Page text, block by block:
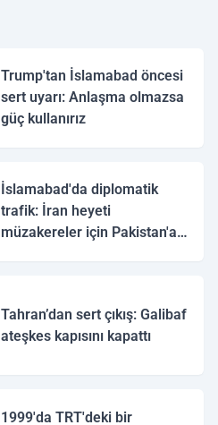
Trump'tan İslamabad öncesi
sert uyarı: Anlaşma olmazsa
güç kullanırız
İslamabad'da diplomatik
trafik: İran heyeti
müzakereler için Pakistan'a
Tahran’dan sert çıkış: Galibaf
ateşkes kapısını kapattı
1999'da TRT'deki bir